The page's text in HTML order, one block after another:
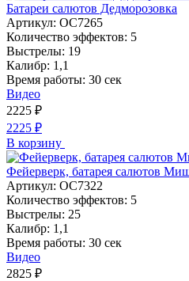
Батареи салютов Дедморозовка
Артикул: ОС7265
Количество эффектов: 5
Выстрелы: 19
Калибр: 1,1
Время работы: 30 сек
Видео
2225 ₽
2225 ₽
В корзину
Фейерверк, батарея салютов
Артикул: ОС7322
Количество эффектов: 5
Выстрелы: 25
Калибр: 1,1
Время работы: 30 сек
Видео
2825 ₽